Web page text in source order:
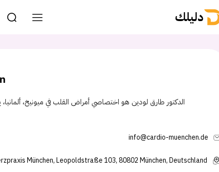
دليلك
الدكتور طارق لودين هو اختصاصي أمراض القلب في ميونيخ،
info@cardio-muenchen.de
München, Leopoldstraße 103, 80802 München, Deutschland